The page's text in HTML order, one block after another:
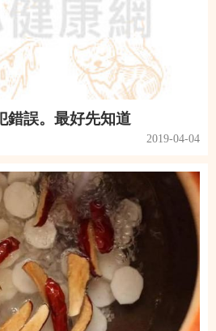
錯誤。最好先知道
2019-04-04